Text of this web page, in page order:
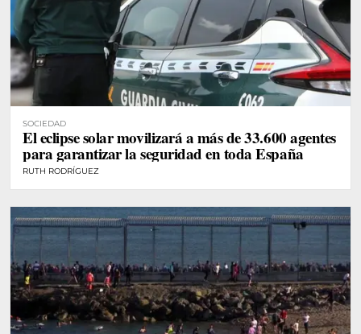
SOCIEDAD
El eclipse solar movilizará a más de 33.600 agentes
para garantizar la seguridad en toda España
RUTH RODRÍGUEZ